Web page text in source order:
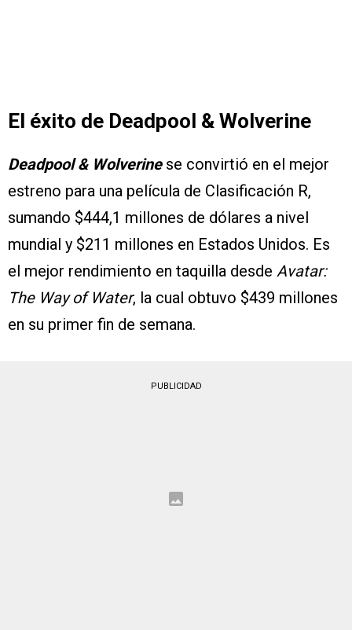
El éxito de Deadpool & Wolverine
Deadpool & Wolverinese convirtió en el mejor
estreno para una película de Clasificación R,
sumando $444,1 millones de dólares a nivel
mundial y $211 millones en Estados Unidos. Es
el mejor rendimiento en taquilla desde Avatar:
The Way of Water, la cual obtuvo $439 millones
en su primer fin de semana.
PUBLICIDAD